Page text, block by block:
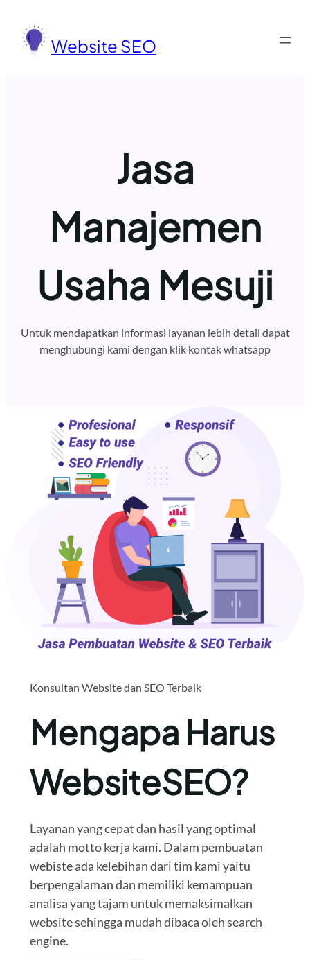
konten
Website SEO
Jasa
Manajemen
Usaha Mesuji
Untuk mendapatkan informasi layanan lebih detail dapat
menghubungi kami dengan klik kontak whatsapp
Konsultan Website dan SEO Terbaik
Mengapa Harus
WebsiteSEO?
Layanan yang cepat dan hasil yang optimal
adalah motto kerja kami. Dalam pembuatan
webiste ada kelebihan dari tim kami yaitu
berpengalaman dan memiliki kemampuan
analisa yang tajam untuk memaksimalkan
website sehingga mudah dibaca oleh search
engine.